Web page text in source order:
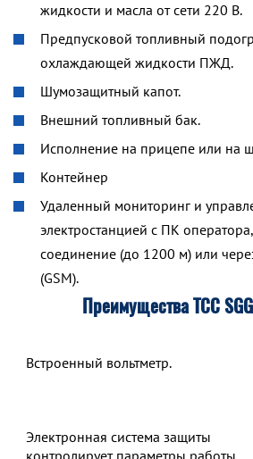
жидкости и масла от сети 220 В.
Предпусковой топливный
охлаждающей жидкости ПЖД.
Шумозащитный капот.
Внешний топливный бак.
Исполнение на прицепе или на
Контейнер
Удаленный мониторинг и
электростанцией с ПК
соединение (до 1200 м) или
(GSM).
Преимущества ТСС
Встроенный вольтметр.
Электронная система защиты
контролирует параметры работы